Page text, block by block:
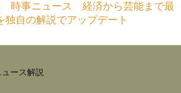
時事ニュース 経済から芸能まで最
独自の解説でアップデート


ース解説